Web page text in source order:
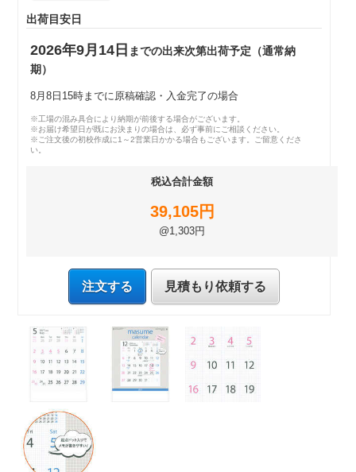
出荷目安日
2026年9月14日 までの出来次第出荷予定（通常納
期）
8月8日15時までに原稿確認・入金完了の場合
※工場の混み具合により納期が前後する場合がございます。
※お届け希望日が既にお決まりの場合は、必ず事前にご相談ください。
※ご注文後の初校作成に1～2営業日かかる場合もございます。ご留意くださ
い。
税込合計金額
39,105円
@1,303円
注文する 見積もり依頼する